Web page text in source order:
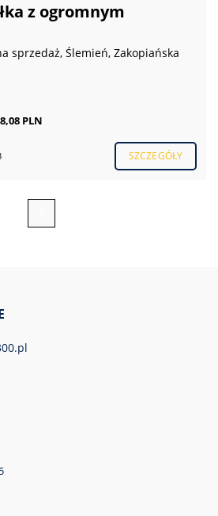
z ogromnym
sprzedaż, Ślemień, Zakopiańska
PLN
SZCZEGÓŁY